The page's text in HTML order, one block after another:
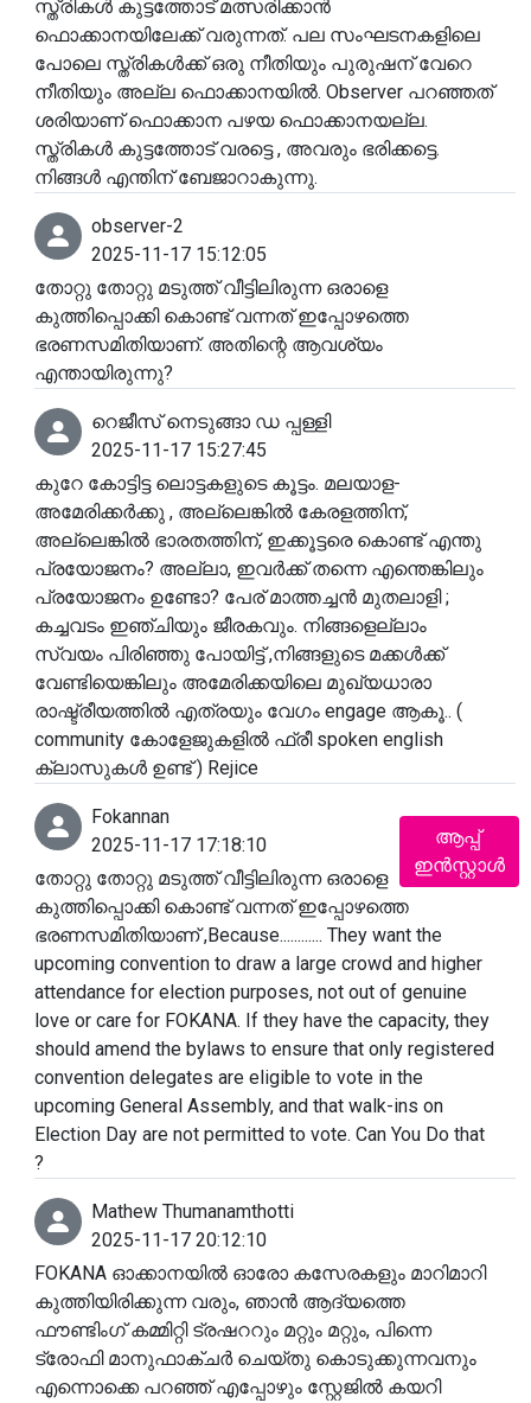
സ്ത്രികൾ കുട്ടത്തോട് മത്സരിക്കാൻ
ഫൊക്കാനയിലേക്ക് വരുന്നത്. പല സംഘടനകളിലെ
പോലെ സ്ത്രികൾക്ക് ഒരു നീതിയും പുരുഷന് വേറെ
നീതിയും അല്ല ഫൊക്കാനയിൽ. Observer പറഞ്ഞത്
ശരിയാണ് ഫൊക്കാന പഴയ ഫൊക്കാനയല്ല.
സ്ത്രികൾ കുട്ടത്തോട് വരട്ടെ , അവരും ഭരിക്കട്ടെ.
നിങ്ങൾ എന്തിന് ബേജാറാകുന്നു.
observer-2
2025-11-17 15:12:05
തോറ്റു തോറ്റു മടുത്ത് വീട്ടിലിരുന്ന ഒരാളെ
കുത്തിപ്പൊക്കി കൊണ്ട് വന്നത് ഇപ്പോഴത്തെ
ഭരണസമിതിയാണ്. അതിന്റെ ആവശ്യം
എന്തായിരുന്നു?
റെജീസ് നെടുങ്ങാ ഡ പ്പള്ളി
2025-11-17 15:27:45
കുറേ കോട്ടിട്ട ലൊട്ടകളുടെ കൂട്ടം. മലയാള-
അമേരിക്കർക്കു , അല്ലെങ്കിൽ കേരളത്തിന്‌,
അല്ലെങ്കിൽ ഭാരതത്തിന്, ഇക്കൂട്ടരെ കൊണ്ട് എന്തു
പ്രയോജനം? അല്ലാ, ഇവർക്ക് തന്നെ എന്തെങ്കിലും
പ്രയോജനം ഉണ്ടോ? പേര് മാത്തച്ചൻ മുതലാളി ;
കച്ചവടം ഇഞ്ചിയും ജീരകവും. നിങ്ങളെല്ലാം
സ്വയം പിരിഞ്ഞു പോയിട്ട് ,നിങ്ങളുടെ മക്കൾക്ക്‌
വേണ്ടിയെങ്കിലും അമേരിക്കയിലെ മുഖ്യധാരാ
രാഷ്ട്രീയത്തിൽ എത്രയും വേഗം engage ആകൂ.. (
community കോളേജുകളിൽ ഫ്രീ spoken english
ക്ലാസുകൾ ഉണ്ട് ) Rejice
Fokannan
2025-11-17 17:18:10
തോറ്റു തോറ്റു മടുത്ത് വീട്ടിലിരുന്ന ഒരാളെ
കുത്തിപ്പൊക്കി കൊണ്ട് വന്നത് ഇപ്പോഴത്തെ
ഭരണസമിതിയാണ് ,Because............ They want the
upcoming convention to draw a large crowd and higher
attendance for election purposes, not out of genuine
love or care for FOKANA. If they have the capacity, they
should amend the bylaws to ensure that only registered
convention delegates are eligible to vote in the
upcoming General Assembly, and that walk-ins on
Election Day are not permitted to vote. Can You Do that
?
Mathew Thumanamthotti
2025-11-17 20:12:10
FOKANA ഓക്കാനയിൽ ഓരോ കസേരകളും മാറിമാറി
കുത്തിയിരിക്കുന്ന വരും, ഞാൻ ആദ്യത്തെ
ഫൗണ്ടിംഗ് കമ്മിറ്റി ട്രഷററും മറ്റും മറ്റും, പിന്നെ
ട്രോഫി മാനുഫാക്ചർ ചെയ്തു കൊടുക്കുന്നവനും
എന്നൊക്കെ പറഞ്ഞ് എപ്പോഴും സ്റ്റേജിൽ കയറി
ആപ്പ്
ഇൻസ്റ്റാൾ